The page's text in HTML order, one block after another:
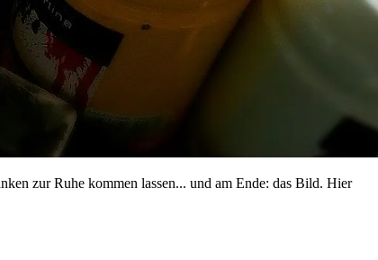
zur Ruhe kommen lassen... und am Ende: das Bild. Hier